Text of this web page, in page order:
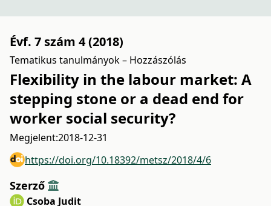
Évf. 7 szám 4 (2018)
Tematikus tanulmányok – Hozzászólás
Flexibility in the labour market: A
stepping stone or a dead end for
worker social security?
Megjelent:2018-12-31
https://doi.org/10.18392/metsz/2018/4/6
Szerző
Csoba Judit